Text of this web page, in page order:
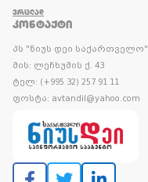
ᲕᲠᲪᲚᲐᲓ
ᲙᲝᲜᲢᲐᲥᲢᲘ
პს "ნიუს დეი საქართველო"
მის: ლეჩხუმის ქ. 43
ტელ: (+995 32) 257 91 11
ფოსტა: avtandil@yahoo.com